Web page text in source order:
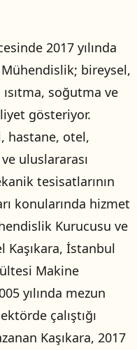
2017 yılında
bireysel,
soğutma ve
gösteriyor.
hastane, otel,
uluslararası
tesisatlarının
konularında hizmet
Kurucusu ve
Kaşıkara, İstanbul
Makine
yılında mezun
çalıştığı
Kaşıkara, 2017